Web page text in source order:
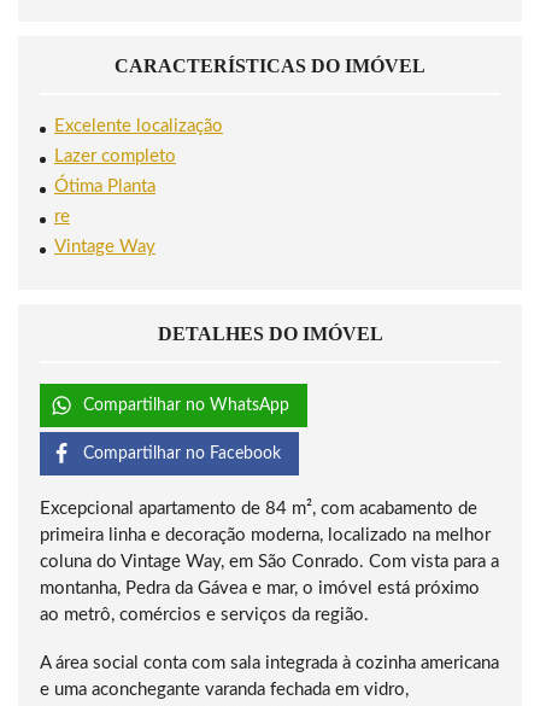
CARACTERÍSTICAS DO IMÓVEL
Excelente localização
Lazer completo
Ótima Planta
re
Vintage Way
DETALHES DO IMÓVEL
Compartilhar no WhatsApp
Compartilhar no Facebook
Excepcional apartamento de 84 m², com acabamento de
primeira linha e decoração moderna, localizado na melhor
coluna do Vintage Way, em São Conrado. Com vista para a
montanha, Pedra da Gávea e mar, o imóvel está próximo
ao metrô, comércios e serviços da região.
A área social conta com sala integrada à cozinha americana
e uma aconchegante varanda fechada em vidro,